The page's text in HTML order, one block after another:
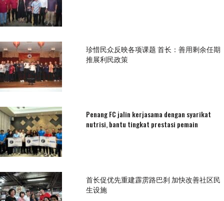
珍惜民众反映各项课题 首长：善用剩余任期
推展利民政策
Penang FC jalin kerjasama dengan syarikat
nutrisi, bantu tingkat prestasi pemain
首长促优先重建霹雳路巴刹 加快改善社区民
生设施